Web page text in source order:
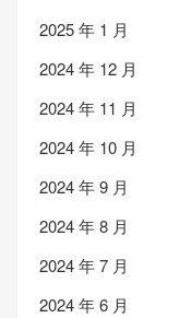
2025 年 1 月
2024 年 12 月
2024 年 11 月
2024 年 10 月
2024 年 9 月
2024 年 8 月
2024 年 7 月
2024 年 6 月